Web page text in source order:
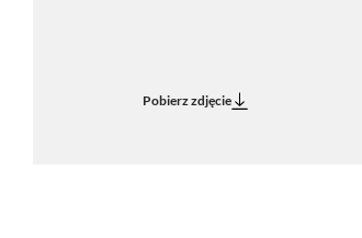
Pobierz zdjęcie